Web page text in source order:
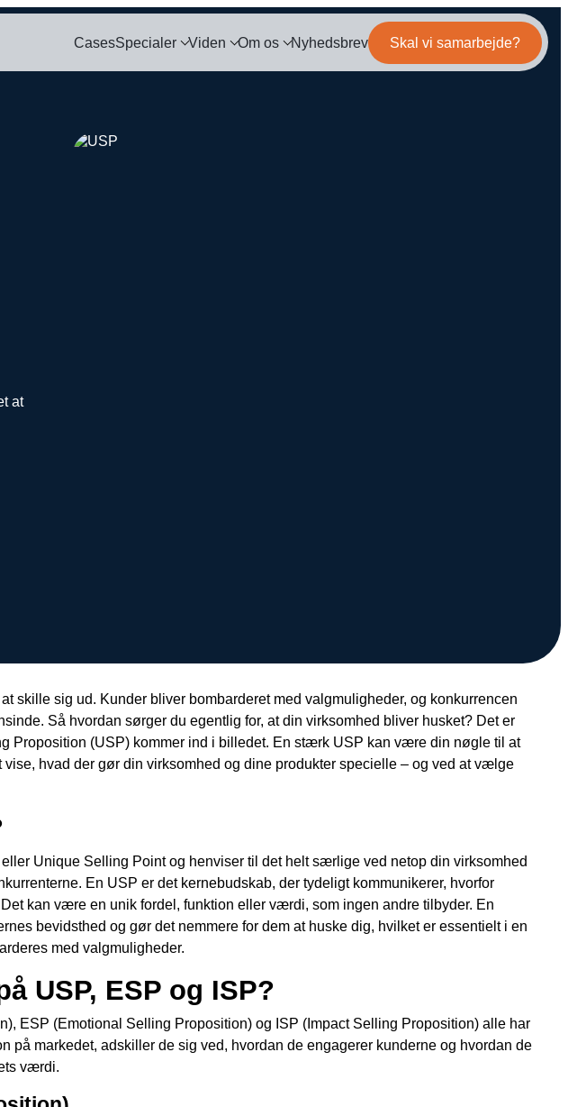
CasesSpecialer
Kampagnemails
Viden Om os Nyhedsbrev Skal vi samarbejde?
at
skille sig ud. Kunder bliver bombarderet med valgmuligheder, og konkurrencen
Så hvordan sørger du egentlig for, at din virksomhed bliver husket? Det er
Proposition (USP) kommer ind i billedet. En stærk USP kan være din nøgle til at
hvad der gør din virksomhed og dine produkter specielle – og ved at vælge
Unique Selling Point og henviser til det helt særlige ved netop din virksomhed
En USP er det kernebudskab, der tydeligt kommunikerer, hvorfor
kan være en unik fordel, funktion eller værdi, som ingen andre tilbyder. En
bevidsthed og gør det nemmere for dem at huske dig, hvilket er essentielt i en
med valgmuligheder.
USP, ESP og ISP?
ESP (Emotional Selling Proposition) og ISP (Impact Selling Proposition) alle har
på markedet, adskiller de sig ved, hvordan de engagerer kunderne og hvordan de
værdi.